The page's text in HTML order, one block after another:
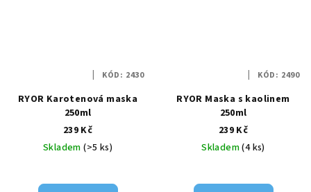
RYOR Karotenová maska
250ml
239 Kč
Skladem(>5 ks)
KÓD: 2430
RYOR Maska s kaolinem
250ml
239 Kč
Skladem(4 ks)
KÓD: 2490